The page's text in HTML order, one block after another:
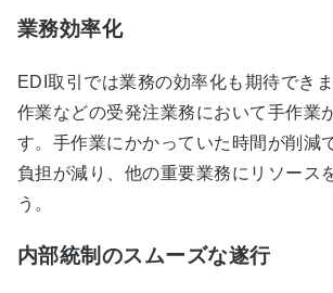
業務効率化
EDI取引では業務の効率化も期待でき
作業などの受発注業務において手作業
す。手作業にかかっていた時間が削減
負担が減り、他の重要業務にリソース
う。
内部統制のスムーズな遂行